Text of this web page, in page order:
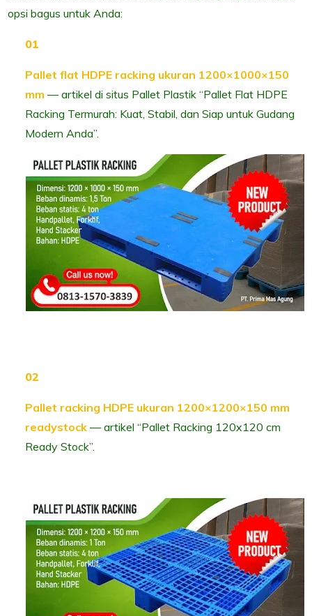
opsi bagus untuk Anda:
Pallet flat HDPE racking ukuran 1200×1000×150
mm — artikel di situs Pallet Plastik “Pallet Flat HDPE
Racking Termurah: Kuat, Stabil, dan Siap untuk Gudang
Modern Anda”.
Pallet racking HDPE ukuran 1200×1200×150 mm
ready­stock — artikel “Pallet Racking 120x120 cm
Ready Stock”.